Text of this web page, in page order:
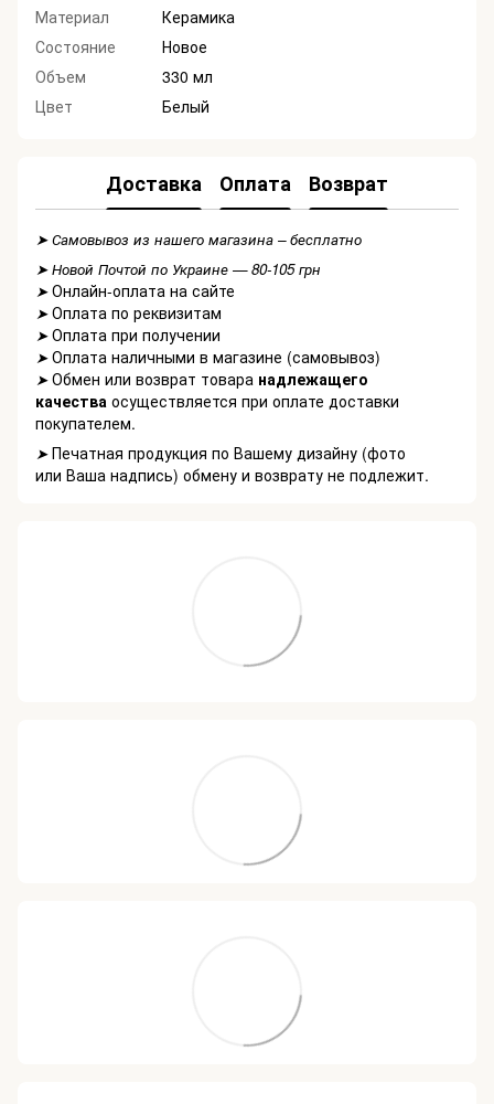
Материал
Керамика
Состояние
Новое
Объем
330 мл
Цвет
Белый
Доставка Оплата Возврат
➤ Самовывоз из нашего магазина – бесплатно
➤ Новой Почтой по Украине — 80-105 грн
➤Онлайн-оплата на сайте
➤Оплата по реквизитам
➤Оплата при получении
➤Оплата наличными в магазине (самовывоз)
➤Обмен или возврат товара надлежащего
качества осуществляется при оплате доставки
покупателем.
➤Печатная продукция по Вашему дизайну (фото
или Ваша надпись) обмену и возврату не подлежит.